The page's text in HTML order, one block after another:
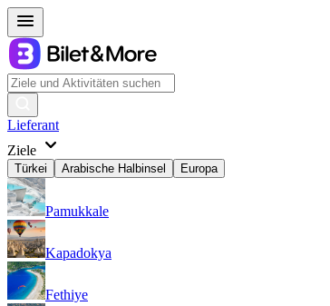
Lieferant
Ziele
Türkei Arabische Halbinsel Europa
Pamukkale
Kapadokya
Fethiye